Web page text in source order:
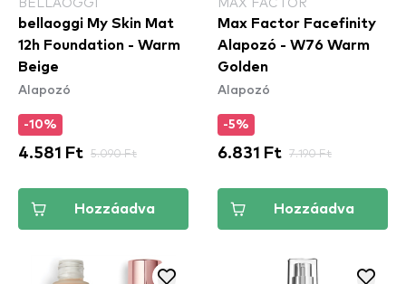
bellaoggi My Skin Mat
12h Foundation - Warm
Beige
Alapozó
-10%
4.581 Ft 5.090 Ft
Hozzáadva
Max Factor Facefinity
Alapozó - W76 Warm
Golden
Alapozó
-5%
6.831 Ft 7.190 Ft
Hozzáadva